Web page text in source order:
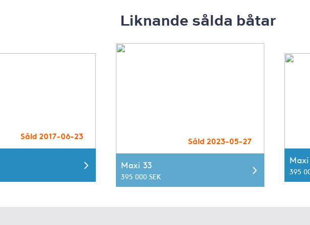
Liknande sålda båtar
Såld 2017-06-23 Såld 2023-05-27
Maxi 33
395 000 SEK 395